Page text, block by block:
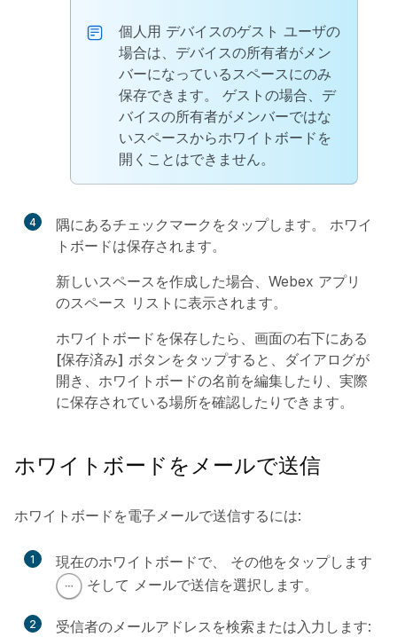
個人用 デバイスのゲスト ユーザの
場合は、デバイスの所有者がメン
バーになっているスペースにのみ
保存できます。 ゲストの場合、デ
バイスの所有者がメンバーではな
いスペースからホワイトボードを
開くことはできません。
4
隅にあるチェックマークをタップします。 ホワイ
トボードは保存されます。
新しいスペースを作成した場合、Webex アプリ
のスペース リストに表示されます。
ホワイトボードを保存したら、画面の右下にある
[保存済み] ボタンをタップすると、ダイアログが
開き、ホワイトボードの名前を編集したり、実際
に保存されている場所を確認したりできます。
ホワイトボードをメールで送信
ホワイトボードを電子メールで送信するには:
1 現在のホワイトボードで、 その他をタップします
そして メールで送信を選択します。
2 受信者のメールアドレスを検索または入力します: